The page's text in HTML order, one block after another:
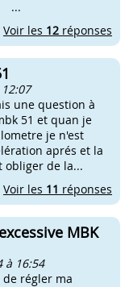
...
Voir les 12 réponses
une question à
51 et quan je
je n'est
aprés et la
obliger de la...
Voir les 11 réponses
MBK
à 16:54
de régler ma